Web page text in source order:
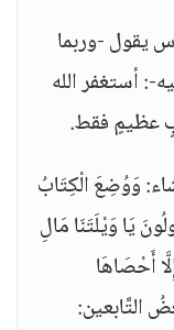
يقول -وربما
: أستغفر الله
عظيمٍ فقط.
وَوُضِعَ الْكِتَابُ
يَا وَيْلَتَنَا مَالِ
أَحْصَاهَا
التَّابعين: